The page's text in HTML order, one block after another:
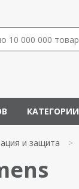
КАТЕГОРИИ
и защита >